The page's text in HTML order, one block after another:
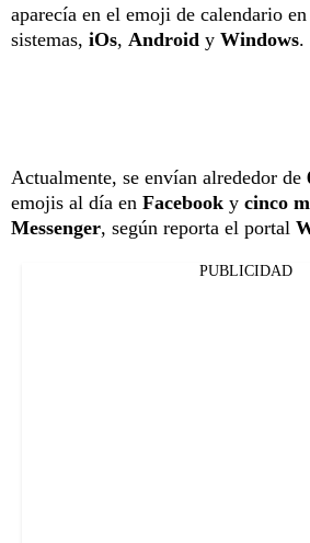
aparecía en el emoji de calendario
sistemas, iOs, Android y Windows.
Actualmente, se envían alrededor de
emojis al día en Facebook y cinco
Messenger, según reporta el portal
PUBLICIDAD